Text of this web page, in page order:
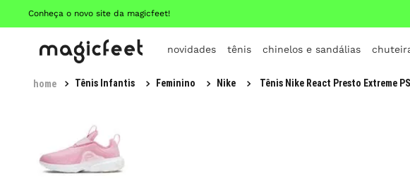
Conheça o novo site da magicfeet!
novidades tênis chinelos e sandálias
Tênis Infantis Feminino Nike Tênis Nike React Presto Extreme
TERMOS